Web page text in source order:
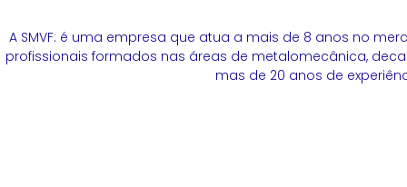
A SMVF: é uma empresa que atua a mais de 8 anos no
profissionais formados nas áreas de metalomecânica,
mas de 20 anos de